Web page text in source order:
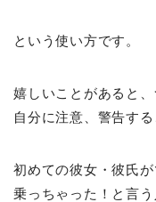
という使い方です。
嬉しいことがあると
自分に注意、警告する
初めての彼女・彼氏
乗っちゃった！と言